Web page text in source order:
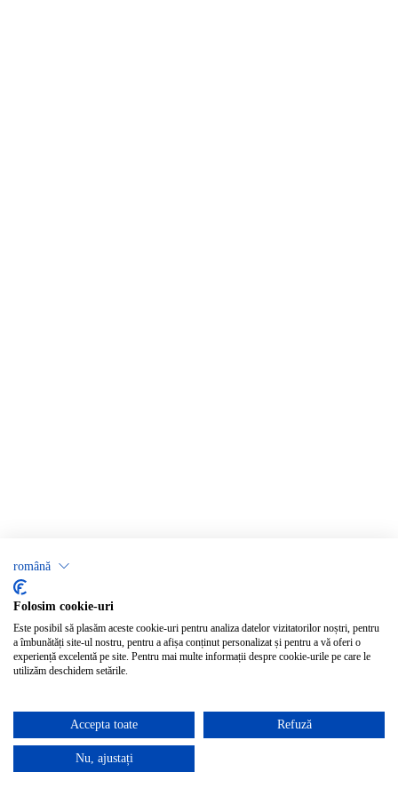
română
Folosim cookie-uri
Este posibil să plasăm aceste cookie-uri pentru analiza datelor vizitatorilor noștri, pentru
a îmbunătăți site-ul nostru, pentru a afișa conținut personalizat și pentru a vă oferi o
experiență excelentă pe site. Pentru mai multe informații despre cookie-urile pe care le
utilizăm deschidem setările.
Accepta toate Refuză
Nu, ajustați